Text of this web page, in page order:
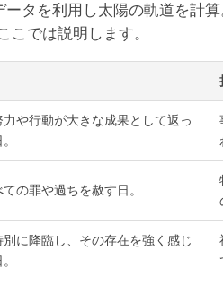
タを利用し太陽の軌道を計
こでは説明します。
や行動が大きな成果として返っ
の罪や過ちを赦す日。
に降臨し、その存在を強く感じ